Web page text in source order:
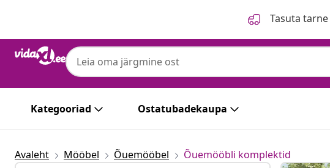
Tasuta
Kategooriad Ostatubadekaupa
Avaleht Mööbel Õuemööbel Õuemööbli komplektid